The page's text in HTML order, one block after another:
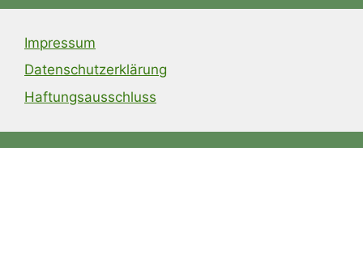
Impressum
Datenschutzerklärung
Haftungsausschluss